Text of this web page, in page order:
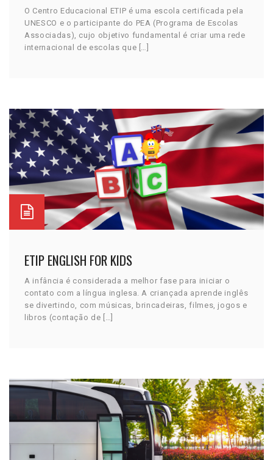
O Centro Educacional ETIP é uma escola certificada pela
UNESCO e o participante do PEA (Programa de Escolas
Associadas), cujo objetivo fundamental é criar uma rede
internacional de escolas que […]
ETIP ENGLISH FOR KIDS
A infância é considerada a melhor fase para iniciar o
contato com a língua inglesa. A criançada aprende inglês
se divertindo, com músicas, brincadeiras, filmes, jogos e
libros (contação de […]